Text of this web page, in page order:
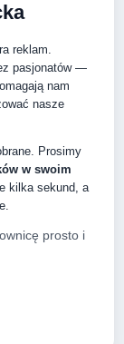
reklam.
pasjonatów —
nam
nasze
Prosimy
w swoim
kilka sekund, a
prosto i